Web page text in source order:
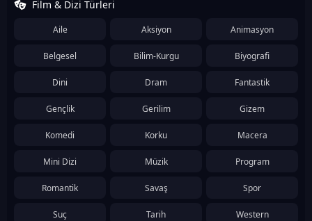
Film & Dizi Türleri
Aile Aksiyon Animasyon
Belgesel Bilim-Kurgu Biyografi
Dini Dram Fantastik
Gençlik Gerilim Gizem
Komedi Korku Macera
Mini Dizi Müzik Program
Romantik Savaş Spor
Suç Tarih Western